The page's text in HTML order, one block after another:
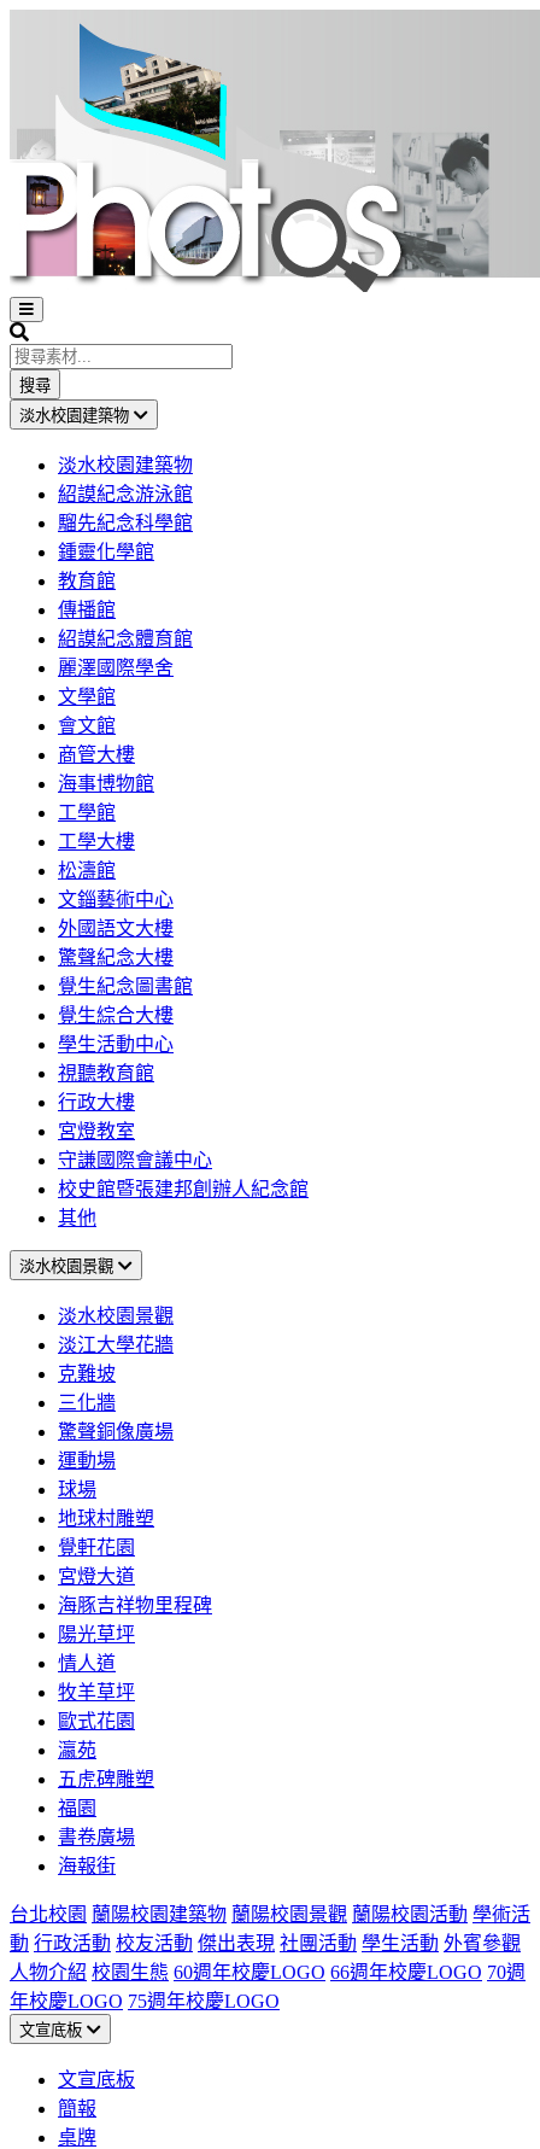
Open
sidebar
Search
搜尋
淡水校園建築物
淡水校園建築物
紹謨紀念游泳館
騮先紀念科學館
鍾靈化學館
教育館
傳播館
紹謨紀念體育館
麗澤國際學舍
文學館
會文館
商管大樓
海事博物館
工學館
工學大樓
松濤館
文錙藝術中心
外國語文大樓
驚聲紀念大樓
覺生紀念圖書館
覺生綜合大樓
學生活動中心
視聽教育館
行政大樓
宮燈教室
守謙國際會議中心
校史館暨張建邦創辦人紀念館
其他
淡水校園景觀
淡水校園景觀
淡江大學花牆
克難坡
三化牆
驚聲銅像廣場
運動場
球場
地球村雕塑
覺軒花園
宮燈大道
海豚吉祥物里程碑
陽光草坪
情人道
牧羊草坪
歐式花園
瀛苑
五虎碑雕塑
福園
書卷廣場
海報街
台北校園 蘭陽校園建築物 蘭陽校園景觀 蘭陽校園活動 學術活
動 行政活動 校友活動 傑出表現 社團活動 學生活動 外賓參觀
人物介紹 校園生態 60週年校慶LOGO 66週年校慶LOGO 70週
年校慶LOGO 75週年校慶LOGO
文宣底板
文宣底板
簡報
桌牌